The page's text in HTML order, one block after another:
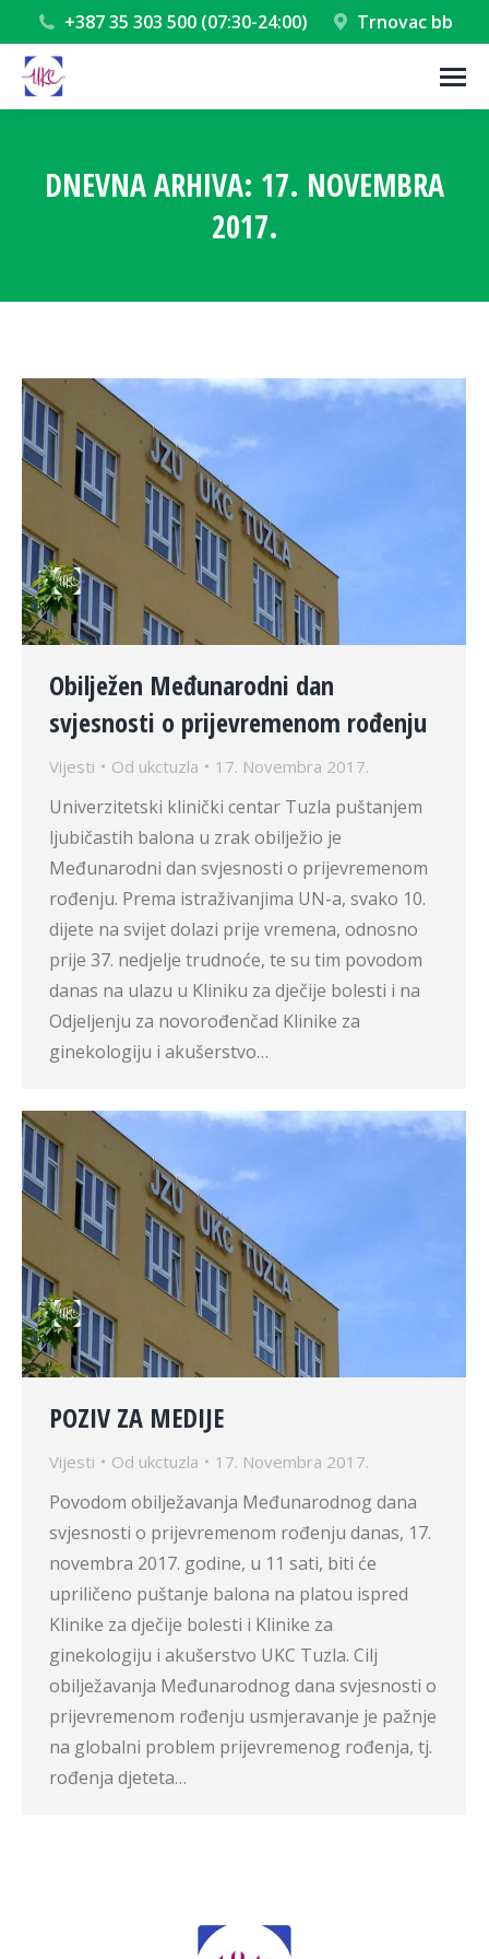
+387 35 303 500 (07:30-24:00) Trnovac bb
DNEVNA ARHIVA: 17. NOVEMBRA
2017.
Obilježen Međunarodni dan
svjesnosti o prijevremenom rođenju
Vijesti Od ukctuzla 17. Novembra 2017.
Univerzitetski klinički centar Tuzla puštanjem
ljubičastih balona u zrak obilježio je
Međunarodni dan svjesnosti o prijevremenom
rođenju. Prema istraživanjima UN-a, svako 10.
dijete na svijet dolazi prije vremena, odnosno
prije 37. nedjelje trudnoće, te su tim povodom
danas na ulazu u Kliniku za dječije bolesti i na
Odjeljenju za novorođenčad Klinike za
ginekologiju i akušerstvo…
POZIV ZA MEDIJE
Vijesti Od ukctuzla 17. Novembra 2017.
Povodom obilježavanja Međunarodnog dana
svjesnosti o prijevremenom rođenju danas, 17.
novembra 2017. godine, u 11 sati, biti će
upriličeno puštanje balona na platou ispred
Klinike za dječije bolesti i Klinike za
ginekologiju i akušerstvo UKC Tuzla. Cilj
obilježavanja Međunarodnog dana svjesnosti o
prijevremenom rođenju usmjeravanje je pažnje
na globalni problem prijevremenog rođenja, tj.
rođenja djeteta…